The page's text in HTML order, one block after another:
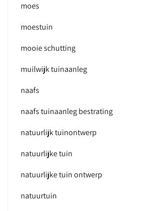
moes
moestuin
mooie schutting
muilwijk tuinaanleg
naafs
naafs tuinaanleg bestrating
natuurlijk tuinontwerp
natuurlijke tuin
natuurlijke tuin ontwerp
natuurtuin